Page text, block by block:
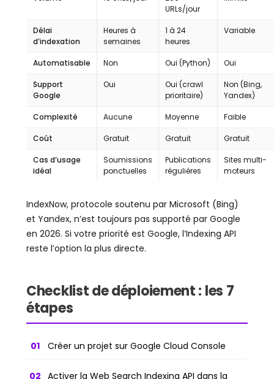
URLs/jour
Délai
d’indexation
Heures à
semaines
1 à 24
heures
Variable
Automatisable Non Oui (Python) Oui
Support
Google
Oui
Oui (crawl
prioritaire)
Non (Bing,
Yandex)
Complexité Aucune Moyenne Faible
Coût Gratuit Gratuit Gratuit
Cas d’usage
idéal
Soumissions
ponctuelles
Publications
régulières
Sites multi-
moteurs
IndexNow, protocole soutenu par Microsoft (Bing)
et Yandex, n’est toujours pas supporté par Google
en 2026. Si votre priorité est Google, l’Indexing API
reste l’option la plus directe.
Checklist de déploiement : les 7
étapes
Créer un projet sur Google Cloud Console
Activer la Web Search Indexing API dans la